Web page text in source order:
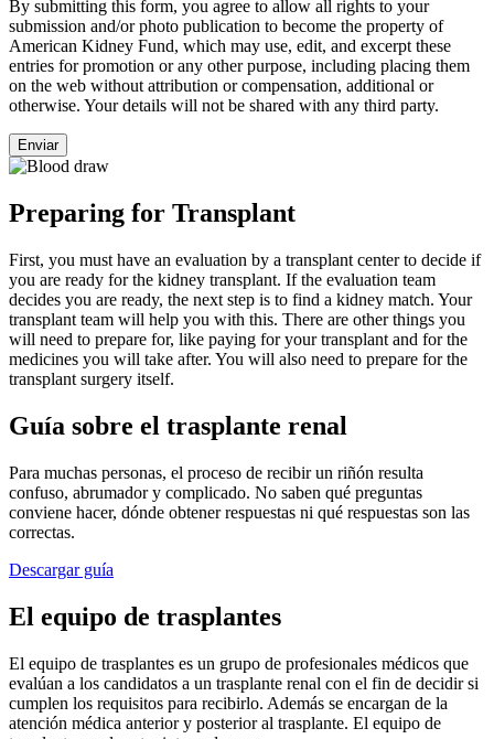
By submitting this form, you agree to allow all rights to your
submission and/or photo publication to become the property of
American Kidney Fund, which may use, edit, and excerpt these
entries for promotion or any other purpose, including placing them
on the web without attribution or compensation, additional or
otherwise. Your details will not be shared with any third party.
Preparing for Transplant
First, you must have an evaluation by a transplant center to decide if
you are ready for the kidney transplant. If the evaluation team
decides you are ready, the next step is to find a kidney match. Your
transplant team will help you with this. There are other things you
will need to prepare for, like paying for your transplant and for the
medicines you will take after. You will also need to prepare for the
transplant surgery itself.
Guía sobre el trasplante renal
Para muchas personas, el proceso de recibir un riñón resulta
confuso, abrumador y complicado. No saben qué preguntas
conviene hacer, dónde obtener respuestas ni qué respuestas son las
correctas.
Descargar guía
El equipo de trasplantes
El equipo de trasplantes es un grupo de profesionales médicos que
evalúan a los candidatos a un trasplante renal con el fin de decidir si
cumplen los requisitos para recibirlo. Además se encargan de la
atención médica anterior y posterior al trasplante. El equipo de